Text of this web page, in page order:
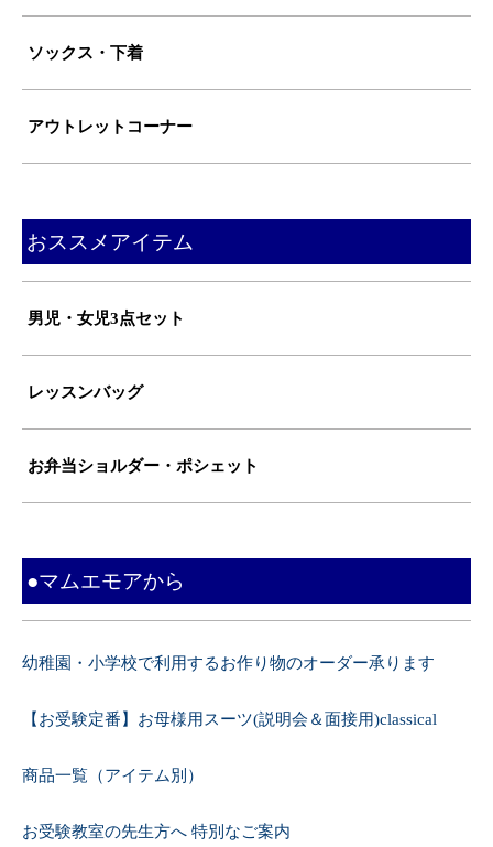
ソックス・下着
アウトレットコーナー
おススメアイテム
男児・女児3点セット
レッスンバッグ
お弁当ショルダー・ポシェット
●マムエモアから
幼稚園・小学校で利用するお作り物のオーダー承ります
【お受験定番】お母様用スーツ(説明会＆面接用)classical
商品一覧（アイテム別）
お受験教室の先生方へ 特別なご案内